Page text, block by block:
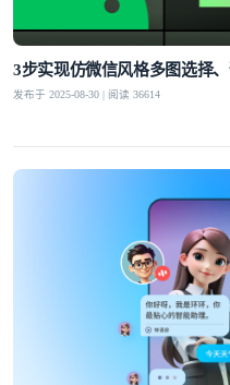
3步实现仿微信风格多图选择
发布于 2025-08-30 | 阅读 36614